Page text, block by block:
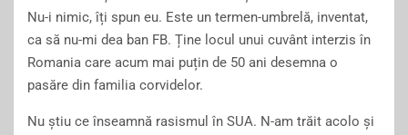
Nu-i nimic, îți spun eu. Este un termen-umbrelă, inventat,
ca să nu-mi dea ban FB. Ține locul unui cuvânt interzis în
Romania care acum mai puțin de 50 ani desemna o
pasăre din familia corvidelor.
Nu știu ce înseamnă rasismul în SUA. N-am trăit acolo și